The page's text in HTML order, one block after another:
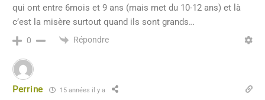
qui ont entre 6mois et 9 ans (mais met du 10-12 ans) et là
c’est la misère surtout quand ils sont grands…
0 Répondre
Perrine 15 années il y a